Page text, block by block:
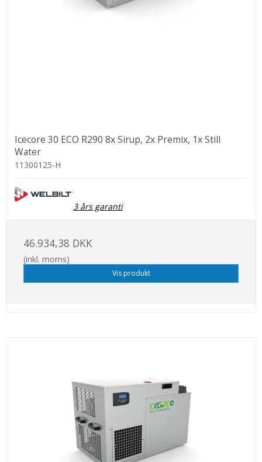
Icecore 30 ECO R290 8x Sirup, 2x Premix, 1x Still
Water
11300125-H
3 års garanti
46.934,38 DKK
(inkl. moms)
Vis produkt